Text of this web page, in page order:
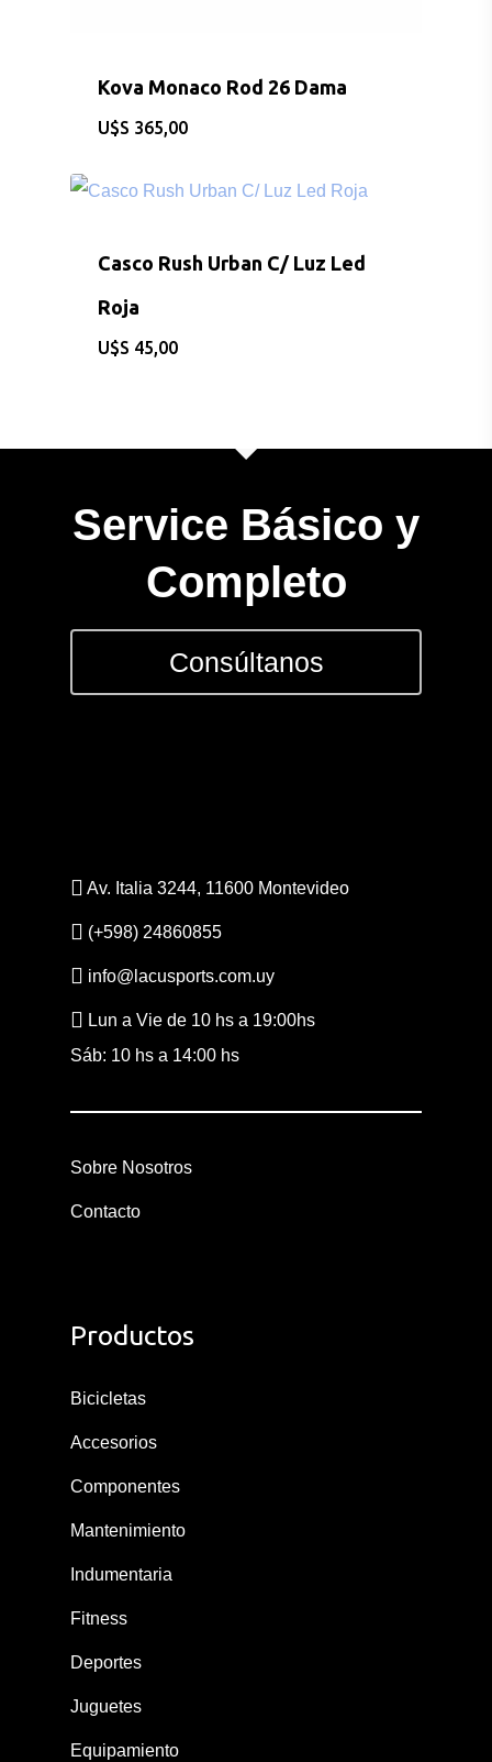
Kova Monaco Rod 26 Dama
$ 365,00
Casco Rush Urban C/ Luz Led
Roja
$ 45,00
Service Básico y
Completo
Consúltanos
Av. Italia 3244, 11600 Montevideo
(+598) 24860855
info@lacusports.com.uy
Lun a Vie de 10 hs a 19:00hs
Sáb: 10 hs a 14:00 hs
Sobre Nosotros
Contacto
Productos
Bicicletas
Accesorios
Componentes
Mantenimiento
Indumentaria
Fitness
Deportes
Juguetes
Equipamiento
Contacto